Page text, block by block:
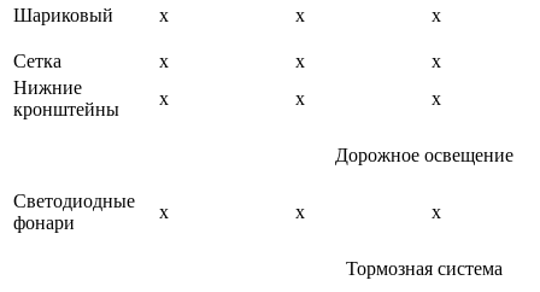
Шариковый x x x
Сетка x x
x
Нижние
кронштейны
x x x
Дорожное освещение
Светодиодные
фонари
x x x
Тормозная система